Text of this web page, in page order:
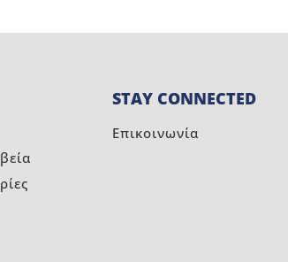
STAY CONNECTED
Επικοινωνία